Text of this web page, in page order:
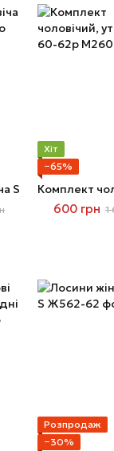
S
Хіт
−65%
600 грн 1
Розпродаж
−30%